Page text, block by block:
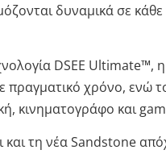
δυναμικά σε
DSEE Ultimate™,
χρόνο, ενώ
κινηματογράφο και
τη νέα Sandstone